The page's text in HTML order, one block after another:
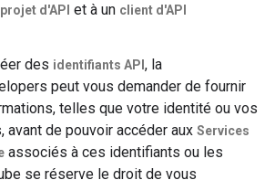
projet d'API et à un client d'API
des identifiants API , la
peut vous demander de fournir
telles que votre identité ou vos
avant de pouvoir accéder aux Services
associés à ces identifiants ou les
se réserve le droit de vous